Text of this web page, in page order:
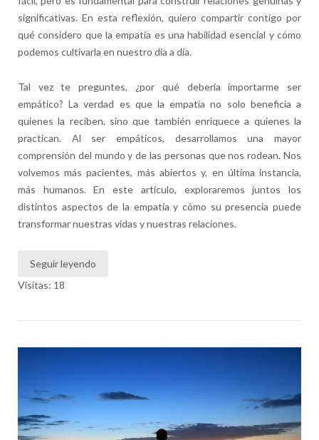
significativas. En esta reflexión, quiero compartir contigo por
qué considero que la empatía es una habilidad esencial y cómo
podemos cultivarla en nuestro día a día.
Tal vez te preguntes, ¿por qué debería importarme ser
empático? La verdad es que la empatía no solo beneficia a
quienes la reciben, sino que también enriquece a quienes la
practican. Al ser empáticos, desarrollamos una mayor
comprensión del mundo y de las personas que nos rodean. Nos
volvemos más pacientes, más abiertos y, en última instancia,
más humanos. En este artículo, exploraremos juntos los
distintos aspectos de la empatía y cómo su presencia puede
transformar nuestras vidas y nuestras relaciones.
Seguir leyendo
Visitas: 18